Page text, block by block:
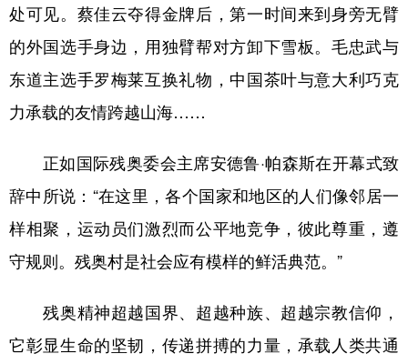
处可见。蔡佳云夺得金牌后，第一时间来到身旁无臂
的外国选手身边，用独臂帮对方卸下雪板。毛忠武与
东道主选手罗梅莱互换礼物，中国茶叶与意大利巧克
力承载的友情跨越山海……
正如国际残奥委会主席安德鲁·帕森斯在开幕式致
辞中所说：“在这里，各个国家和地区的人们像邻居一
样相聚，运动员们激烈而公平地竞争，彼此尊重，遵
守规则。残奥村是社会应有模样的鲜活典范。”
残奥精神超越国界、超越种族、超越宗教信仰，
它彰显生命的坚韧，传递拼搏的力量，承载人类共通